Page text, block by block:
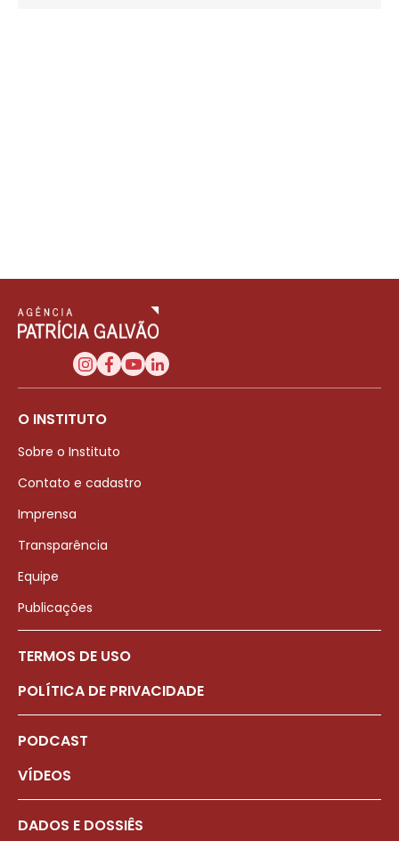
O INSTITUTO
Sobre o Instituto
Contato e cadastro
Imprensa
Transparência
Equipe
Publicações
TERMOS DE USO
POLÍTICA DE PRIVACIDADE
PODCAST
VÍDEOS
DADOS E DOSSIÊS